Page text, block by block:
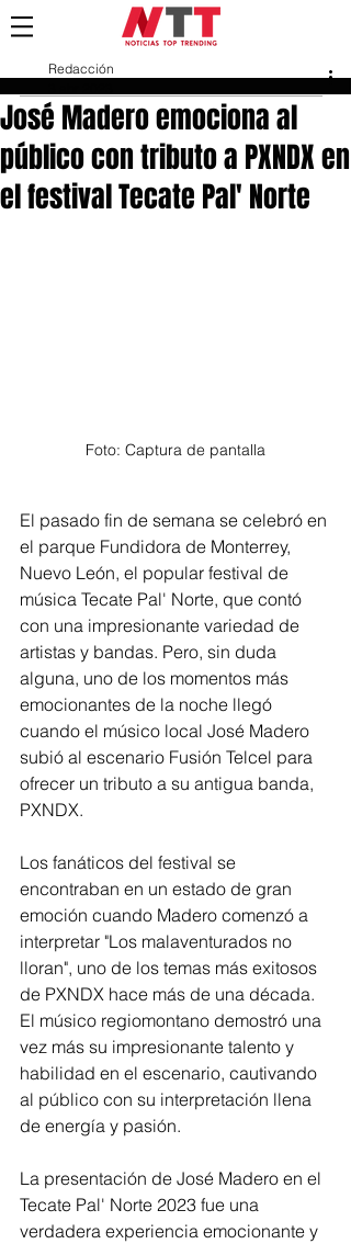
José Madero emociona al
público con tributo a PXNDX en
el festival Tecate Pal' Norte
Redacción
Foto: Captura de pantalla
El pasado fin de semana se celebró en
el parque Fundidora de Monterrey,
Nuevo León, el popular festival de
música Tecate Pal' Norte, que contó
con una impresionante variedad de
artistas y bandas. Pero, sin duda
alguna, uno de los momentos más
emocionantes de la noche llegó
cuando el músico local José Madero
subió al escenario Fusión Telcel para
ofrecer un tributo a su antigua banda,
PXNDX.
Los fanáticos del festival se
encontraban en un estado de gran
emoción cuando Madero comenzó a
interpretar "Los malaventurados no
lloran", uno de los temas más exitosos
de PXNDX hace más de una década.
El músico regiomontano demostró una
vez más su impresionante talento y
habilidad en el escenario, cautivando
al público con su interpretación llena
de energía y pasión.
La presentación de José Madero en el
Tecate Pal' Norte 2023 fue una
verdadera experiencia emocionante y